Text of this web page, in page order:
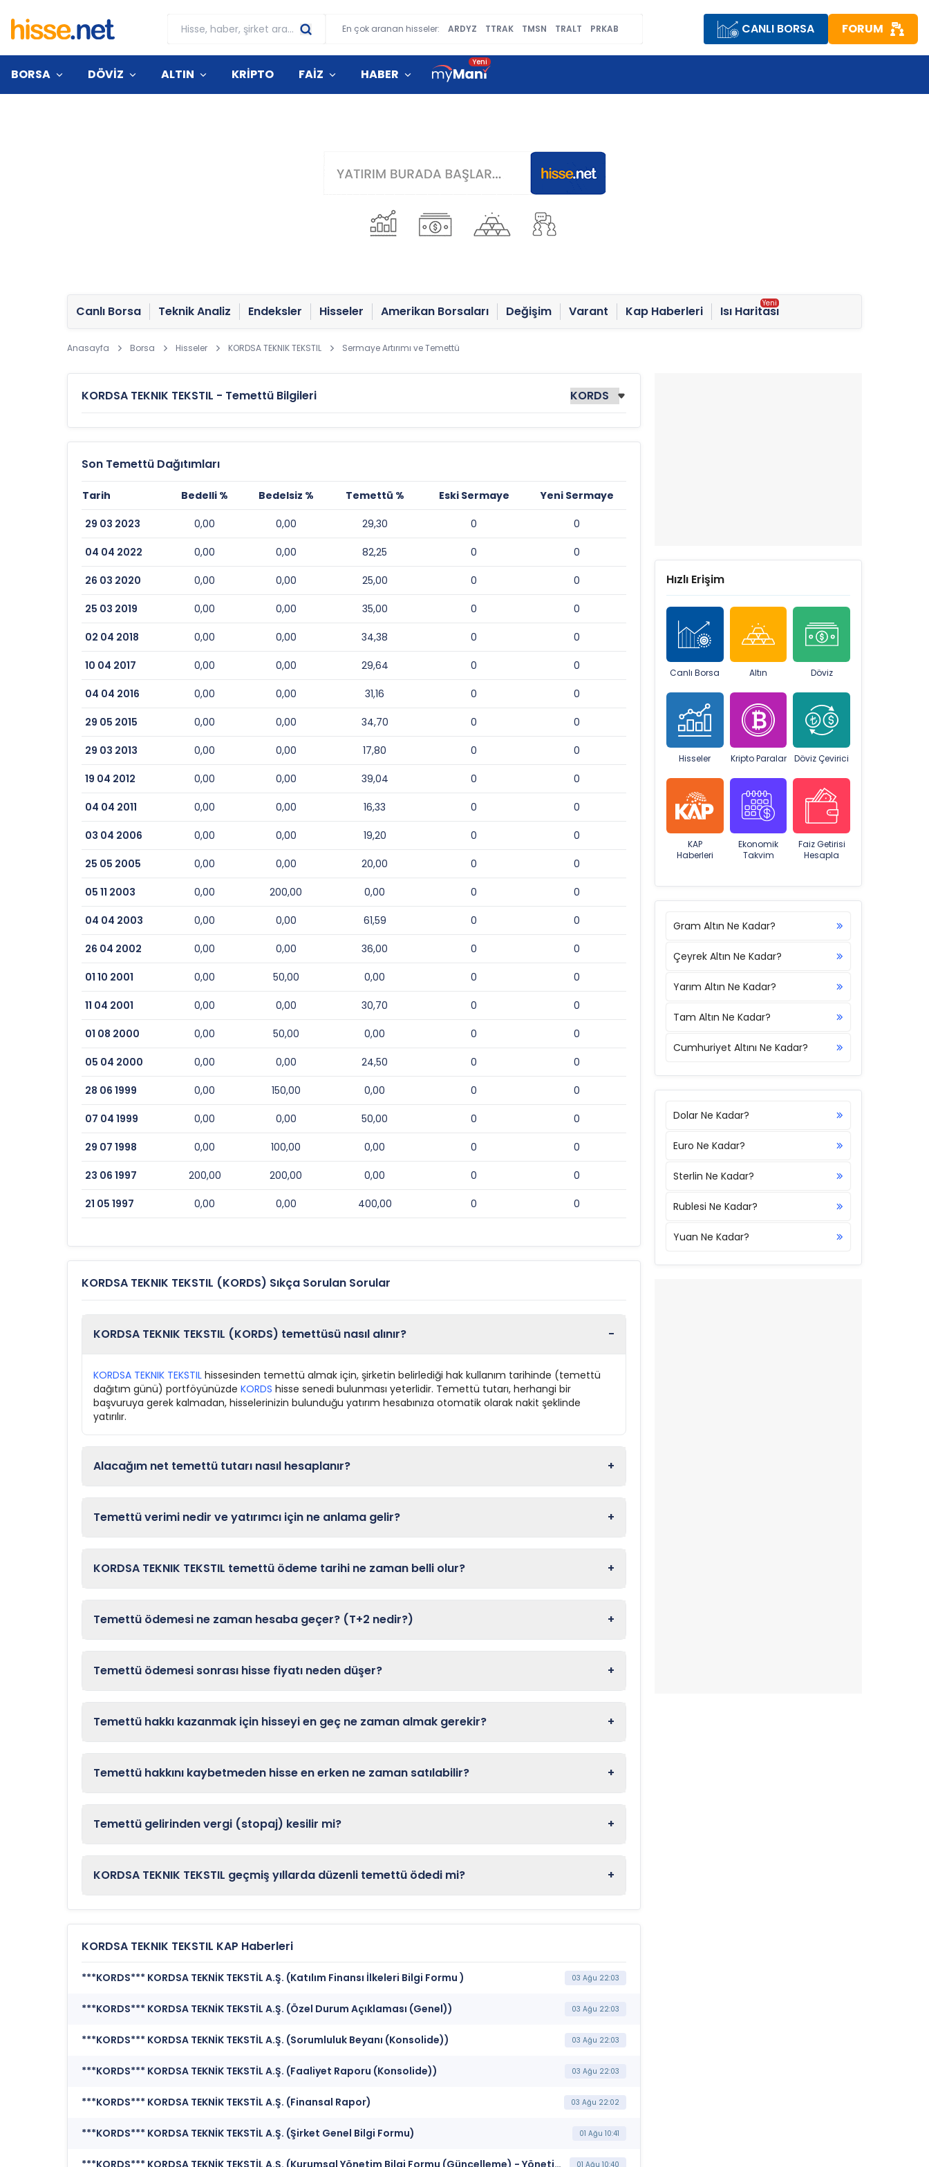
En çok aranan hisseler: ARDYZ TTRAK TMSN TRALT PRKAB CANLI BORSA FORUM
BORSA DÖVİZ ALTIN KRİPTO FAİZ HABER
Canlı Borsa Teknik Analiz Endeksler Hisseler Amerikan Borsaları Değişim Varant Kap Haberleri Isı Haritası
Anasayfa Borsa Hisseler KORDSA TEKNIK TEKSTIL Sermaye Artırımı ve Temettü
KORDSA TEKNIK TEKSTIL - Temettü Bilgileri
Son Temettü Dağıtımları
Tarih Bedelli % Bedelsiz % Temettü % Eski Sermaye Yeni Sermaye
29 03 2023 0,00 0,00 29,30 0 0
04 04 2022 0,00 0,00 82,25 0 0
26 03 2020 0,00 0,00 25,00 0 0
25 03 2019 0,00 0,00 35,00 0 0
02 04 2018 0,00 0,00 34,38 0 0
10 04 2017 0,00 0,00 29,64 0 0
04 04 2016 0,00 0,00 31,16 0 0
29 05 2015 0,00 0,00 34,70 0 0
29 03 2013 0,00 0,00 17,80 0 0
19 04 2012 0,00 0,00 39,04 0 0
04 04 2011 0,00 0,00 16,33 0 0
03 04 2006 0,00 0,00 19,20 0 0
25 05 2005 0,00 0,00 20,00 0 0
05 11 2003 0,00 200,00 0,00 0 0
04 04 2003 0,00 0,00 61,59 0 0
26 04 2002 0,00 0,00 36,00 0 0
01 10 2001 0,00 50,00 0,00 0 0
11 04 2001 0,00 0,00 30,70 0 0
01 08 2000 0,00 50,00 0,00 0 0
05 04 2000 0,00 0,00 24,50 0 0
28 06 1999 0,00 150,00 0,00 0 0
07 04 1999 0,00 0,00 50,00 0 0
29 07 1998 0,00 100,00 0,00 0 0
23 06 1997 200,00 200,00 0,00 0 0
21 05 1997 0,00 0,00 400,00 0 0
KORDSA TEKNIK TEKSTIL (KORDS) Sıkça Sorulan Sorular
KORDSA TEKNIK TEKSTIL (KORDS) temettüsü nasıl alınır? -
KORDSA TEKNIK TEKSTIL hissesinden temettü almak için, şirketin belirlediği hak kullanım tarihinde (temettü
dağıtım günü) portföyünüzde KORDS hisse senedi bulunması yeterlidir. Temettü tutarı, herhangi bir
başvuruya gerek kalmadan, hisselerinizin bulunduğu yatırım hesabınıza otomatik olarak nakit şeklinde
yatırılır.
Alacağım net temettü tutarı nasıl hesaplanır? +
Temettü verimi nedir ve yatırımcı için ne anlama gelir? +
KORDSA TEKNIK TEKSTIL temettü ödeme tarihi ne zaman belli olur? +
Temettü ödemesi ne zaman hesaba geçer? (T+2 nedir?) +
Temettü ödemesi sonrası hisse fiyatı neden düşer? +
Temettü hakkı kazanmak için hisseyi en geç ne zaman almak gerekir? +
Temettü hakkını kaybetmeden hisse en erken ne zaman satılabilir? +
Temettü gelirinden vergi (stopaj) kesilir mi? +
KORDSA TEKNIK TEKSTIL geçmiş yıllarda düzenli temettü ödedi mi? +
KORDSA TEKNIK TEKSTIL KAP Haberleri
***KORDS*** KORDSA TEKNİK TEKSTİL A.Ş. (Katılım Finansı İlkeleri Bilgi Formu ) 03 Ağu 22:03
***KORDS*** KORDSA TEKNİK TEKSTİL A.Ş. (Özel Durum Açıklaması (Genel)) 03 Ağu 22:03
***KORDS*** KORDSA TEKNİK TEKSTİL A.Ş. (Sorumluluk Beyanı (Konsolide)) 03 Ağu 22:03
***KORDS*** KORDSA TEKNİK TEKSTİL A.Ş. (Faaliyet Raporu (Konsolide)) 03 Ağu 22:03
***KORDS*** KORDSA TEKNİK TEKSTİL A.Ş. (Finansal Rapor) 03 Ağu 22:02
***KORDS*** KORDSA TEKNİK TEKSTİL A.Ş. (Şirket Genel Bilgi Formu) 01 Ağu 10:41
***KORDS*** KORDSA TEKNİK TEKSTİL A.Ş. (Kurumsal Yönetim Bilgi Formu (Güncelleme) - Yönetim Kurulu-2) 01 Ağu 10:40
Hızlı Erişim
Canlı Borsa Altın Döviz
Hisseler Kripto Paralar Döviz Çevirici
KAP
Haberleri
Ekonomik
Takvim
Faiz Getirisi
Hesapla
Gram Altın Ne Kadar?
Çeyrek Altın Ne Kadar?
Yarım Altın Ne Kadar?
Tam Altın Ne Kadar?
Cumhuriyet Altını Ne Kadar?
Dolar Ne Kadar?
Euro Ne Kadar?
Sterlin Ne Kadar?
Rublesi Ne Kadar?
Yuan Ne Kadar?